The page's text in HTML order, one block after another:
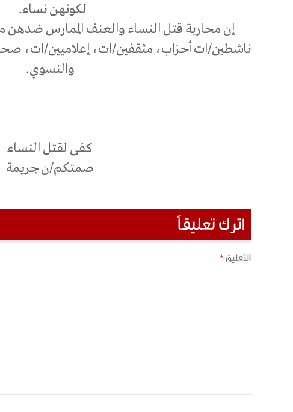
لكونهن نساء.
إن محاربة قتل النساء والعنف الممارس ضدهن
ناشطين/ات أحزاب، مثقفين/ات، إعلاميين/ات،
والنسوي.
كفى لقتل النساء
صمتكم/ن جريمة
اترك تعليقاً
التعليق*